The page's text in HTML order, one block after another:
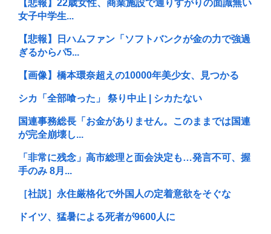
【悲報】22歳女性、商業施設で通りすがりの面識無い
女子中学生...
【悲報】日ハムファン「ソフトバンクが金の力で強過
ぎるからパ5...
【画像】橋本環奈超えの10000年美少女、見つかる
シカ「全部喰った」 祭り中止 | シカたない
国連事務総長「お金がありません。このままでは国連
が完全崩壊し...
「非常に残念」高市総理と面会決定も…発言不可、握
手のみ 8月...
［社説］永住厳格化で外国人の定着意欲をそぐな
ドイツ、猛暑による死者が9600人に